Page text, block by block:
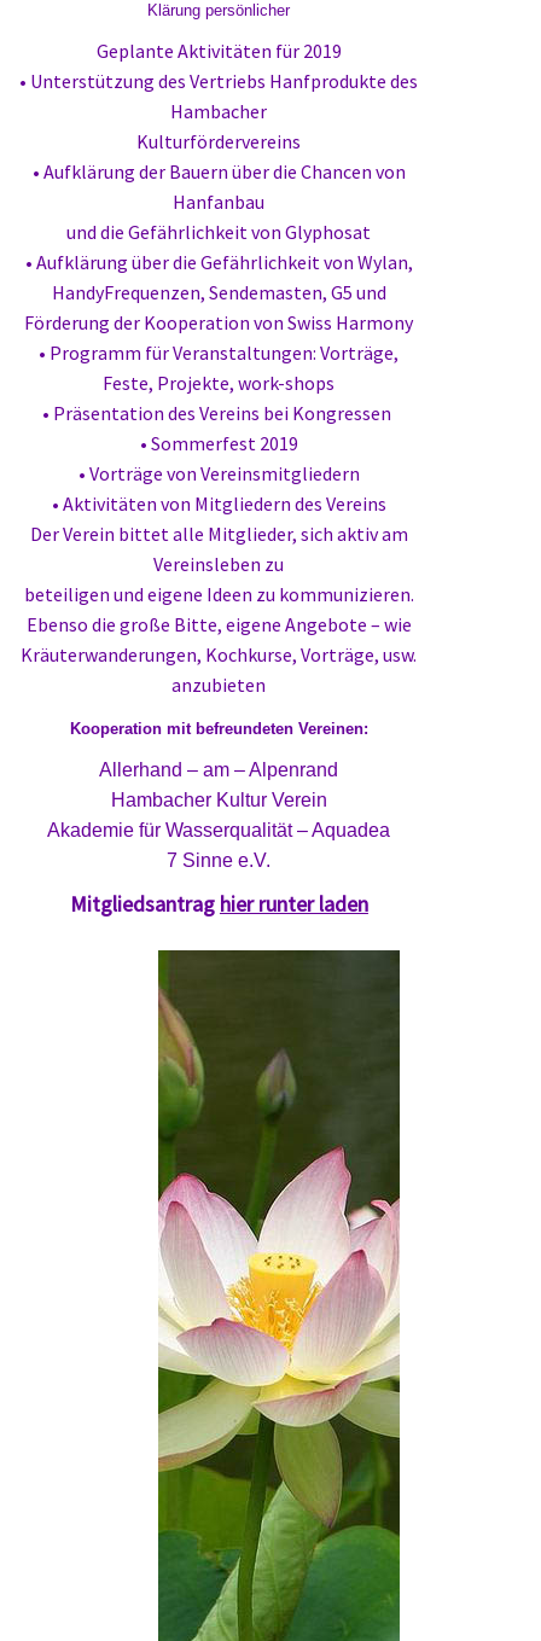
Klärung persönlicher
Geplante Aktivitäten für 2019
• Unterstützung des Vertriebs Hanfprodukte des
Hambacher
Kulturfördervereins
• Aufklärung der Bauern über die Chancen von
Hanfanbau
und die Gefährlichkeit von Glyphosat
• Aufklärung über die Gefährlichkeit von Wylan,
HandyFrequenzen, Sendemasten, G5 und
Förderung der Kooperation von Swiss Harmony
• Programm für Veranstaltungen: Vorträge,
Feste, Projekte, work-shops
• Präsentation des Vereins bei Kongressen
• Sommerfest 2019
• Vorträge von Vereinsmitgliedern
• Aktivitäten von Mitgliedern des Vereins
Der Verein bittet alle Mitglieder, sich aktiv am
Vereinsleben zu
beteiligen und eigene Ideen zu kommunizieren.
Ebenso die große Bitte, eigene Angebote – wie
Kräuterwanderungen, Kochkurse, Vorträge, usw.
anzubieten
Kooperation mit befreundeten Vereinen:
Allerhand – am – Alpenrand
Hambacher Kultur Verein
Akademie für Wasserqualität – Aquadea
7 Sinne e.V.
Mitgliedsantrag hier runter laden